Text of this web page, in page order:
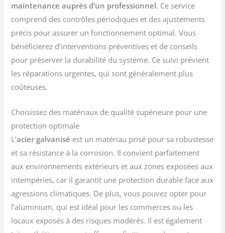
maintenance auprès d’un professionnel. Ce service
comprend des contrôles périodiques et des ajustements
précis pour assurer un fonctionnement optimal. Vous
bénéficierez d’interventions préventives et de conseils
pour préserver la durabilité du système. Ce suivi prévient
les réparations urgentes, qui sont généralement plus
coûteuses.
Choisissez des matériaux de qualité supérieure pour une
protection optimale
L’acier galvanisé est un matériau prisé pour sa robustesse
et sa résistance à la corrosion. Il convient parfaitement
aux environnements extérieurs et aux zones exposées aux
intempéries, car il garantit une protection durable face aux
agressions climatiques. De plus, vous pouvez opter pour
l’aluminium, qui est idéal pour les commerces ou les
locaux exposés à des risques modérés. Il est également